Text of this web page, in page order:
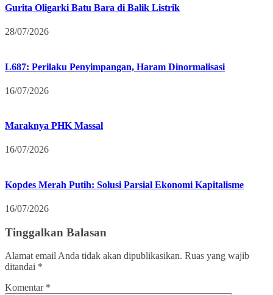
Gurita Oligarki Batu Bara di Balik Listrik
28/07/2026
L687: Perilaku Penyimpangan, Haram Dinormalisasi
16/07/2026
Maraknya PHK Massal
16/07/2026
Kopdes Merah Putih: Solusi Parsial Ekonomi Kapitalisme
16/07/2026
Tinggalkan Balasan
Alamat email Anda tidak akan dipublikasikan. Ruas yang wajib
ditandai *
Komentar *